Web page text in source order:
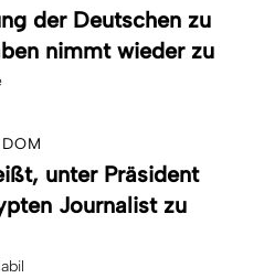
der Deutschen zu
nimmt wieder zu
unter Präsident
Journalist zu